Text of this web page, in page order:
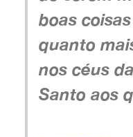
boas
quanto
nos céus
Santo aos